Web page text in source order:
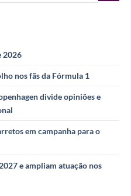
2026
nos fãs da Fórmula 1
divide opiniões e
em campanha para o
e ampliam atuação nos